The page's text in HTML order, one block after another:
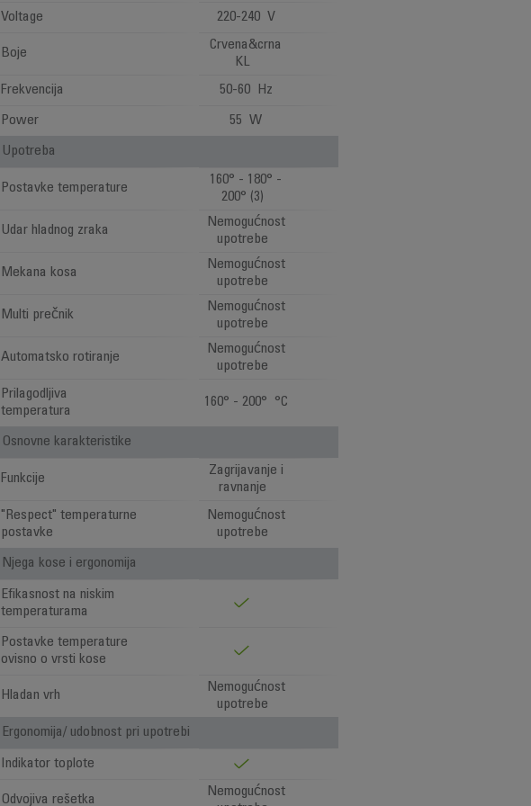
Voltage 220-240 V
Boje
Crvena&crna
KL
Frekvencija
50-60 Hz
Power 55 W
Upotreba
Postavke temperature
160° - 180° -
200° (3)
Udar hladnog zraka
Nemogućnost
upotrebe
Mekana kosa
Nemogućnost
upotrebe
Multi prečnik
Nemogućnost
upotrebe
Automatsko rotiranje
Nemogućnost
upotrebe
Prilagodljiva
temperatura
160° - 200° °C
Osnovne karakteristike
Funkcije
Zagrijavanje i
ravnanje
"Respect" temperaturne
postavke
Nemogućnost
upotrebe
Njega kose i ergonomija
Efikasnost na niskim
temperaturama
Postavke temperature
ovisno o vrsti kose
Hladan vrh
Nemogućnost
upotrebe
Ergonomija/ udobnost pri upotrebi
Indikator toplote
Odvojiva rešetka
Nemogućnost